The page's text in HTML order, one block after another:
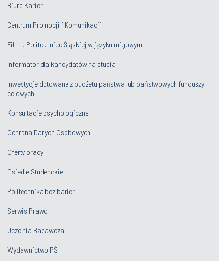
Biuro Karier
Centrum Promocji i Komunikacji
Film o Politechnice Śląskiej w języku migowym
Informator dla kandydatów na studia
Inwestycje dotowane z budżetu państwa lub państwowych funduszy
celowych
Konsultacje psychologiczne
Ochrona Danych Osobowych
Oferty pracy
Osiedle Studenckie
Politechnika bez barier
Serwis Prawo
Uczelnia Badawcza
Wydawnictwo PŚ